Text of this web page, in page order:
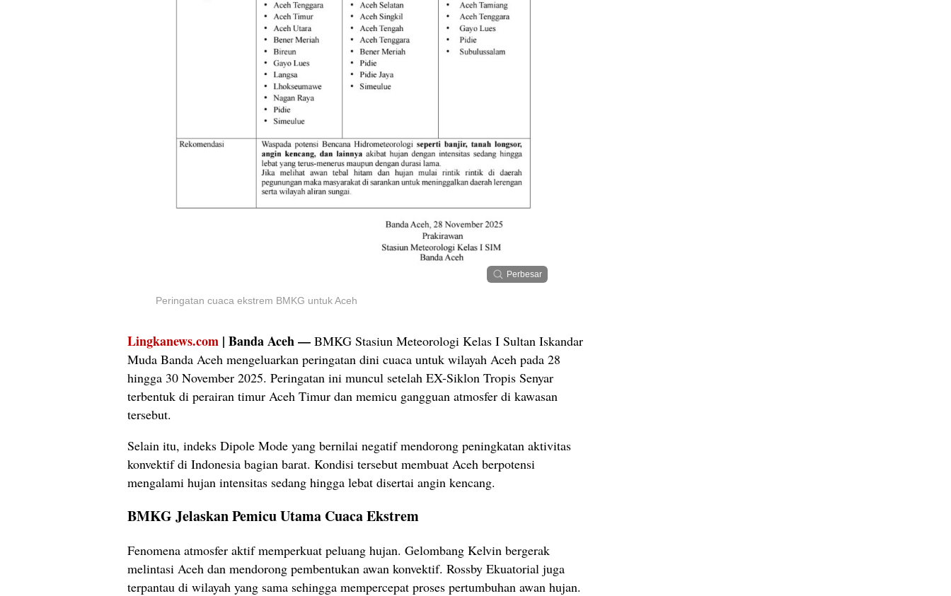
Perbesar
Peringatan cuaca ekstrem BMKG untuk Aceh
Lingkanews.com | Banda Aceh — BMKG Stasiun Meteorologi Kelas I Sultan Iskandar
Muda Banda Aceh mengeluarkan peringatan dini cuaca untuk wilayah Aceh pada 28
hingga 30 November 2025. Peringatan ini muncul setelah EX-Siklon Tropis Senyar
terbentuk di perairan timur Aceh Timur dan memicu gangguan atmosfer di kawasan
tersebut.
Selain itu, indeks Dipole Mode yang bernilai negatif mendorong peningkatan aktivitas
konvektif di Indonesia bagian barat. Kondisi tersebut membuat Aceh berpotensi
mengalami hujan intensitas sedang hingga lebat disertai angin kencang.
BMKG Jelaskan Pemicu Utama Cuaca Ekstrem
Fenomena atmosfer aktif memperkuat peluang hujan. Gelombang Kelvin bergerak
melintasi Aceh dan mendorong pembentukan awan konvektif. Rossby Ekuatorial juga
terpantau di wilayah yang sama sehingga mempercepat proses pertumbuhan awan hujan.